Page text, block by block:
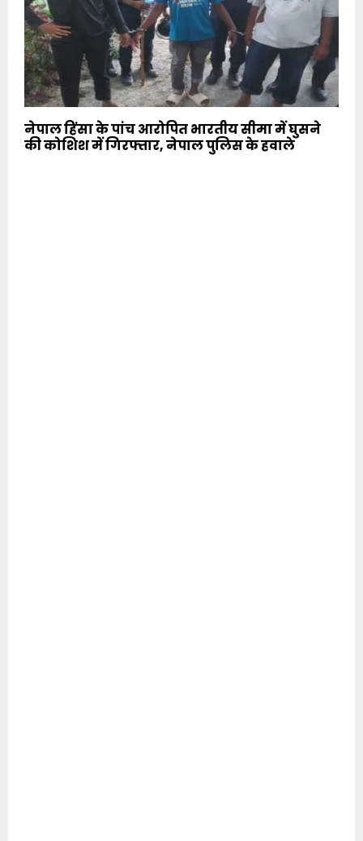
नेपाल हिंसा के पांच आरोपित भारतीय सीमा में घुसने
की कोशिश में गिरफ्तार, नेपाल पुलिस के हवाले